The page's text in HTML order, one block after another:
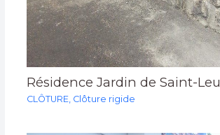
Résidence Jardin de Saint-Leu
CLÔTURE, Clôture rigide